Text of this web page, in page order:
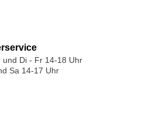
und Di - Fr 14-18 Uhr
Sa 14-17 Uhr